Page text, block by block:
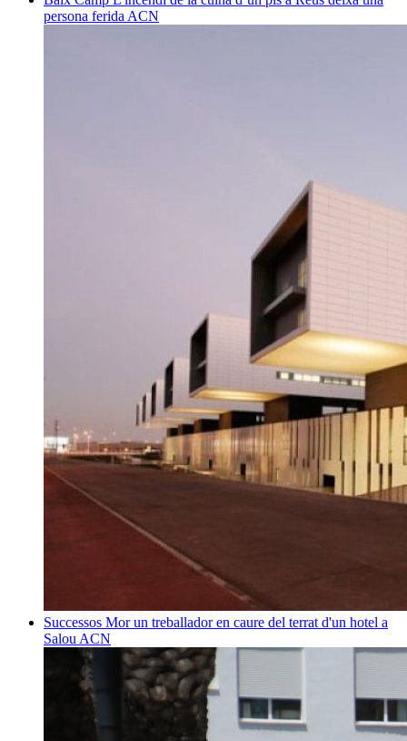
persona ferida ACN
Successos Mor un treballador en caure del terrat d'un hotel a
Salou ACN